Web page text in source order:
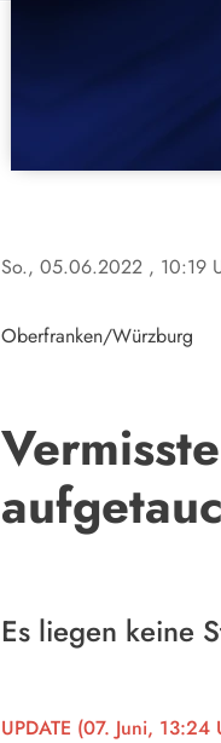
So., 05.06.2022 , 10:19
Oberfranken/Würzburg
Es liegen keine
UPDATE (07. Juni, 13:24